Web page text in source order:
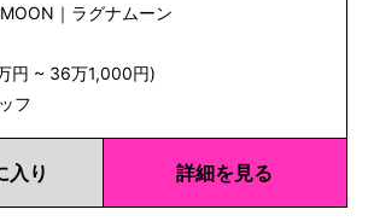
｜ ラグナムーン
円 ~ 36万1,000円)
フ
入り 詳細を見る